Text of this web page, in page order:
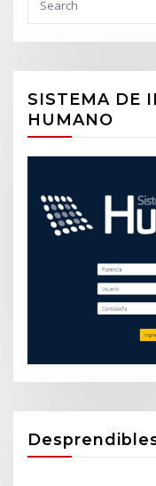
SISTEMA DE
HUMANO